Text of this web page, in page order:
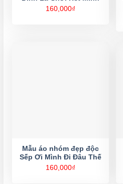
160,000₫
Mẫu áo nhóm đẹp độc
Sếp Ơi Mình Đi Đâu Thế
160,000₫